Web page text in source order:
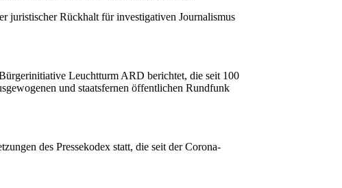
juristischer Rückhalt für investigativen Journalismus
Leuchtturm ARD berichtet, die seit 100
und staatsfernen öffentlichen Rundfunk
des Pressekodex statt, die seit der Corona-